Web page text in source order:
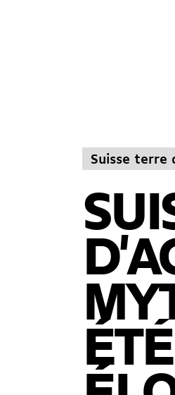
Suisse terre